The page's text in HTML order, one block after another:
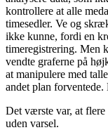
kontrollere at alle
timesedler. Ve og
ikke kunne, fordi en
timeregistrering. Men
vendte graferne på
at manipulere med
andet plan forventede.
Det værste var, at
uden varsel.